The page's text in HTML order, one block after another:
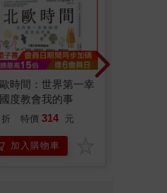
時間：世界第一幸
度教會我的事
折 特價 314 元
加入購物車